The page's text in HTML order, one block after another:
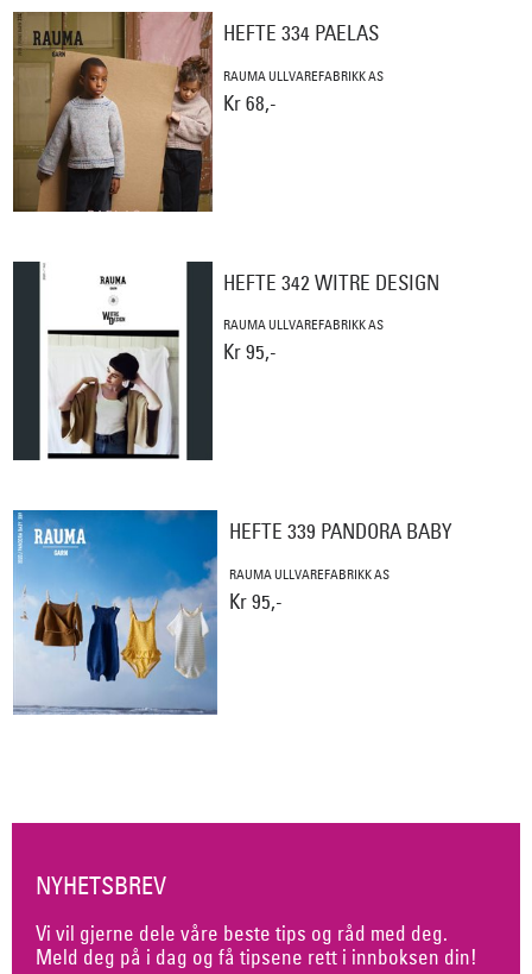
HEFTE 334 PAELAS
RAUMA ULLVAREFABRIKK AS
Kr 68,-
HEFTE 342 WITRE DESIGN
RAUMA ULLVAREFABRIKK AS
Kr 95,-
HEFTE 339 PANDORA BABY
RAUMA ULLVAREFABRIKK AS
Kr 95,-
NYHETSBREV
Vi vil gjerne dele våre beste tips og råd med deg.
Meld deg på i dag og få tipsene rett i innboksen din!